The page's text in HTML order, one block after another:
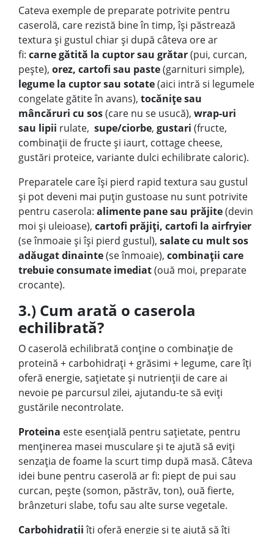
Cateva exemple de preparate potrivite pentru
caserolă, care rezistă bine în timp, își păstrează
textura și gustul chiar și după câteva ore ar
fi: carne gătită la cuptor sau grătar(pui, curcan,
pește), orez, cartofi sau paste(garnituri simple),
legume la cuptor sau sotate(aici intră si legumele
congelate gătite în avans), tocănițe sau
mâncăruri cu sos(care nu se usucă), wrap-uri
sau lipii rulate, supe/ciorbe, gustari (fructe,
combinații de fructe și iaurt, cottage cheese,
gustări proteice, variante dulci echilibrate caloric).
Preparatele care își pierd rapid textura sau gustul
și pot deveni mai puțin gustoase nu sunt potrivite
pentru caserola: alimente pane sau prăjite(devin
moi și uleioase), cartofi prăjiți, cartofi la airfryier
(se înmoaie și își pierd gustul), salate cu mult sos
adăugat dinainte(se înmoaie), combinații care
trebuie consumate imediat(ouă moi, preparate
crocante).
3.) Cum arată o caserola
echilibrată?
O caserolă echilibrată conține o combinație de
proteină + carbohidrați + grăsimi + legume, care îți
oferă energie, sațietate și nutrienții de care ai
nevoie pe parcursul zilei, ajutandu-te să eviți
gustările necontrolate.
Proteina este esențială pentru sațietate, pentru
menținerea masei musculare și te ajută să eviți
senzația de foame la scurt timp după masă. Câteva
idei bune pentru caserolă ar fi: piept de pui sau
curcan, pește (somon, păstrăv, ton), ouă fierte,
brânzeturi slabe, tofu sau alte surse vegetale.
Carbohidrațiiîți oferă energie și te ajută să îți